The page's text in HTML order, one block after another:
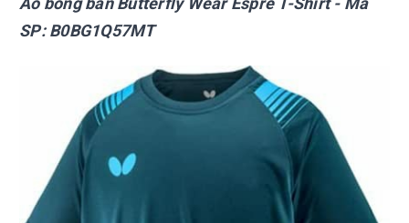
SP: B0BG1Q57MT